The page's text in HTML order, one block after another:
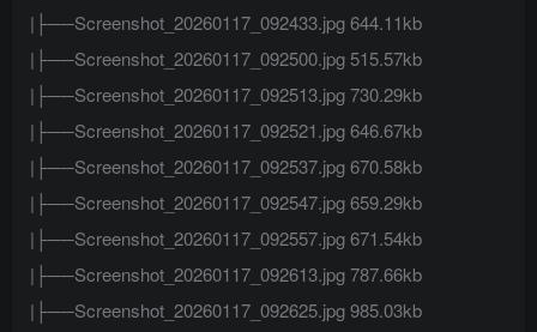
|├──Screenshot_20260117_092433.jpg 644.11kb
|├──Screenshot_20260117_092500.jpg 515.57kb
|├──Screenshot_20260117_092513.jpg 730.29kb
|├──Screenshot_20260117_092521.jpg 646.67kb
|├──Screenshot_20260117_092537.jpg 670.58kb
|├──Screenshot_20260117_092547.jpg 659.29kb
|├──Screenshot_20260117_092557.jpg 671.54kb
|├──Screenshot_20260117_092613.jpg 787.66kb
|├──Screenshot_20260117_092625.jpg 985.03kb